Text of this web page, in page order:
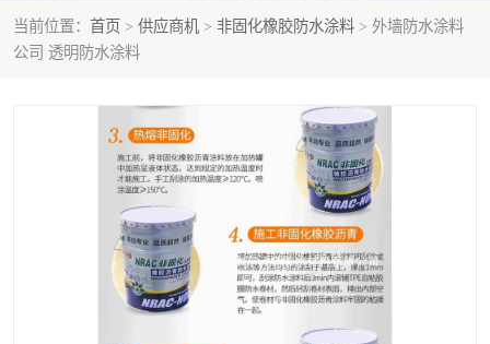
当前位置： 首页 > 供应商机 > 非固化橡胶防水涂料 > 外墙防水涂料
公司 透明防水涂料